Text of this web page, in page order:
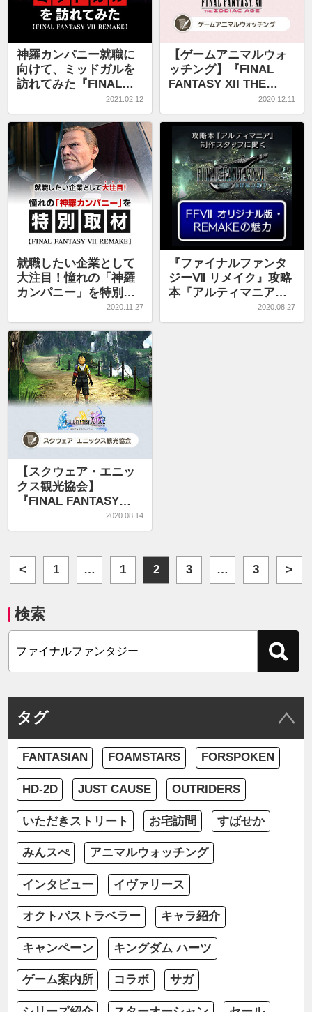
神羅カンパニー就職に
向けて、ミッドガルを
訪れてみた『FINAL
REMAKE』
2021.02.12
【ゲームアニマルウォ
ッチング】『FINAL
FANTASY XII THE
2020.12.11
就職したい企業として
大注目！憧れの「神羅
カンパニー」を特別取
材『FINAL FANTASY
VII REMAKE』
2020.11.27
『ファイナルファンタ
ジーⅦ リメイク』攻略
本『アルティマニア』
制作スタッフに聞く
FFⅦオリジナル版・
2020.08.27
【スクウェア・エニッ
クス観光協会】
『FINAL FANTASY
X/X-2 HD Remaster』
ビサイド島
2020.08.14
< 1 … 1 2 3 … 3 >
検索
タグ
FANTASIAN FOAMSTARS FORSPOKEN
HD-2D JUST CAUSE OUTRIDERS
いただきストリート お宅訪問 すばせか
みんスぺ アニマルウォッチング
インタビュー イヴァリース
オクトパストラベラー キャラ紹介
キャンペーン キングダム ハーツ
ゲーム案内所 コラボ サガ